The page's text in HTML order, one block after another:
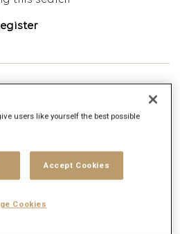
Bleustein-Blanchet,Publicis Groupe
al mondo. Presente in
users like yourself the best possible
Accept Cookies
Cookies